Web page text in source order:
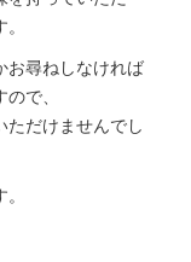
お尋ねしなければ
で、
ただけませんでし